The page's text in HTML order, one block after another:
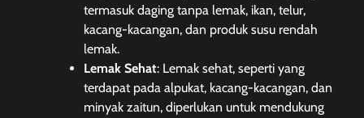
termasuk daging tanpa lemak, ikan, telur,
kacang-kacangan, dan produk susu rendah
lemak.
Lemak Sehat: Lemak sehat, seperti yang
terdapat pada alpukat, kacang-kacangan, dan
minyak zaitun, diperlukan untuk mendukung